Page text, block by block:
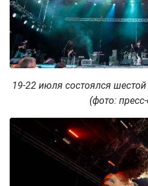
19-22 июля состоялся
(фото: